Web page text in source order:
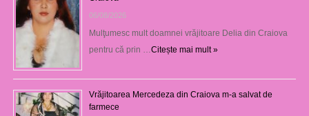
06/08/2026
Mulţumesc mult doamnei vrăjitoare Delia din Craiova
pentru că prin … Citește mai mult »
Vrăjitoarea Mercedeza din Craiova m-a salvat de
farmece